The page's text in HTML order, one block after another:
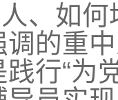
、如
调的重
行“为